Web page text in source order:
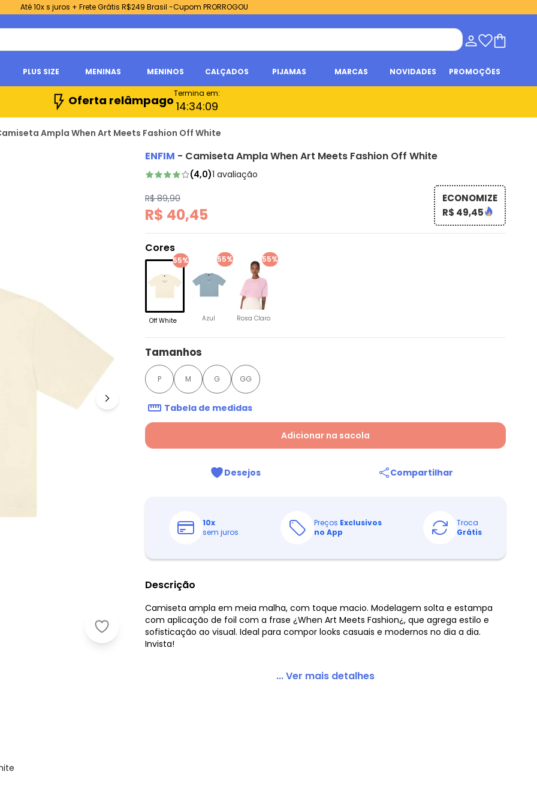
Até 10x s juros + Frete Grátis R$249 Brasil -Cupom PRORROGOU
PLUS SIZE MENINAS MENINOS CALÇADOS PIJAMAS MARCAS NOVIDADES PROMOÇÕES
Oferta relâmpagoTermina em:
14:34:08
Ampla When Art Meets Fashion Off White
Enfim - Camiseta Ampla When Art Meets Fashion Off White
ENFIM - Camiseta Ampla When Art Meets Fashion Off White
(4,0)1 avaliação
R$ 89,90
R$ 40,45
ECONOMIZE
R$ 49,45
Cores
55%
Off White
55%
Azul
55%
Rosa Claro
Tamanhos
P M G GG
Tabela de medidas
Adicionar na sacola
Desejos Compartilhar
10x
sem juros
Preços Exclusivos
no App
Troca
Grátis
Descrição
Camiseta ampla em meia malha, com toque macio. Modelagem solta e estampa
com aplicação de foil com a frase ¿When Art Meets Fashion¿, que agrega estilo e
sofisticação ao visual. Ideal para compor looks casuais e modernos no dia a dia.
Invista!
... Ver mais detalhes